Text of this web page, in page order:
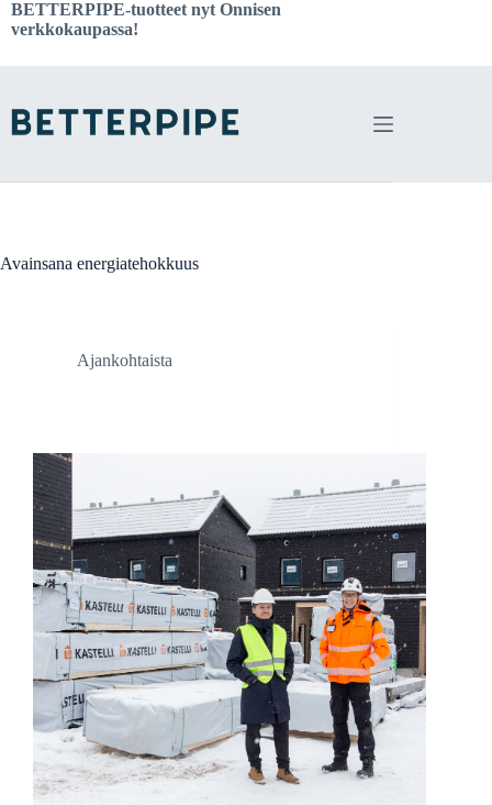
Skip
to
BETTERPIPE-tuotteet nyt Onnisen
verkkokaupassa!
Avainsana energiatehokkuus
Ajankohtaista